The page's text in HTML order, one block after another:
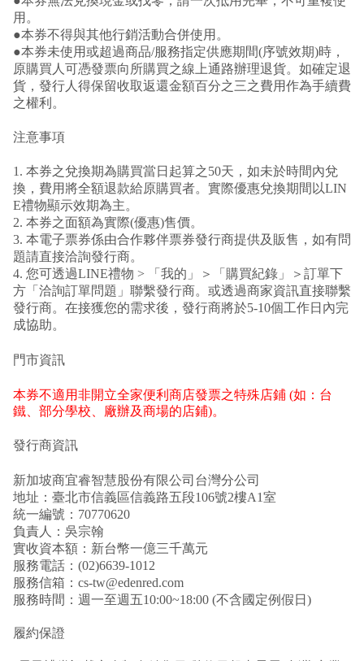
用。
●本券不得與其他行銷活動合併使用。
●本券未使用或超過商品/服務指定供應期間(序號效期)時，
原購買人可憑發票向所購買之線上通路辦理退貨。如確定退
貨，發行人得保留收取返還金額百分之三之費用作為手續費
之權利。
注意事項
1. 本券之兌換期為購買當日起算之50天，如未於時間內兌
換，費用將全額退款給原購買者。 實際優惠兌換期間以LIN
E禮物顯示效期為主。
2. 本券之面額為實際(優惠)售價。
3. 本電子票券係由合作夥伴票券發行商提供及販售，如有問
題請直接洽詢發行商。
4. 您可透過LINE禮物 > 「我的」＞「購買紀錄」＞訂單下
方「洽詢訂單問題」聯繫發行商。或透過商家資訊直接聯繫
發行商。在接獲您的需求後，發行商將於5-10個工作日內完
成協助。
門市資訊
本券不適用非開立全家便利商店發票之特殊店鋪 (如：台
鐵、部分學校、廠辦及商場的店鋪)。
發行商資訊
新加坡商宜睿智慧股份有限公司台灣分公司
地址：臺北市信義區信義路五段106號2樓A1室
統一編號：70770620
負責人：吳宗翰
實收資本額：新台幣一億三千萬元
服務電話：(02)6639-1012
服務信箱：cs-tw@edenred.com
服務時間：週一至週五10:00~18:00 (不含國定例假日)
履約保證